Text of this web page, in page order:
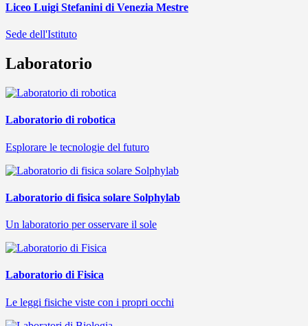
Liceo Luigi Stefanini di Venezia Mestre
Sede dell'Istituto
Laboratorio
Laboratorio di robotica
Esplorare le tecnologie del futuro
Laboratorio di fisica solare Solphylab
Un laboratorio per osservare il sole
Laboratorio di Fisica
Le leggi fisiche viste con i propri occhi